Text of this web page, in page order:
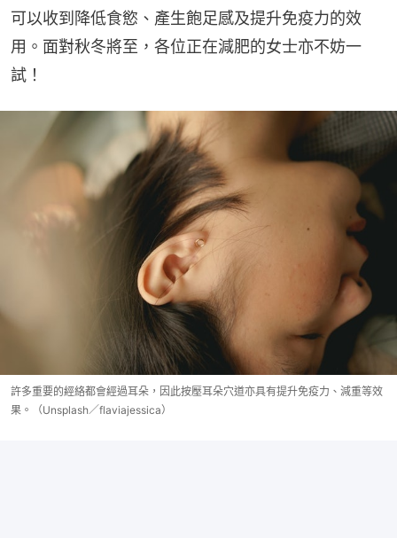
可以收到降低食慾、產生飽足感及提升免疫力的效
用。面對秋冬將至，各位正在減肥的女士亦不妨一
試！
許多重要的經絡都會經過耳朵，因此按壓耳朵穴道亦具有提升免疫力、減重等效
果。（Unsplash／flaviajessica）